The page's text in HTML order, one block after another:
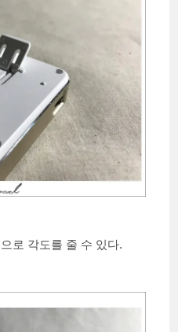
로 각도를 줄 수 있다.